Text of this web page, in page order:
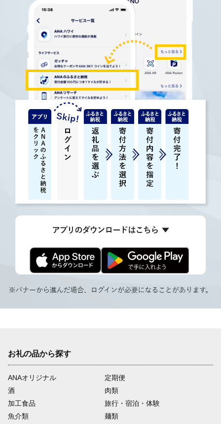
お礼の品から探す
ANAオリジナル
定期便
酒
肉類
加工食品
旅行・宿泊・体験
魚介類
麺類